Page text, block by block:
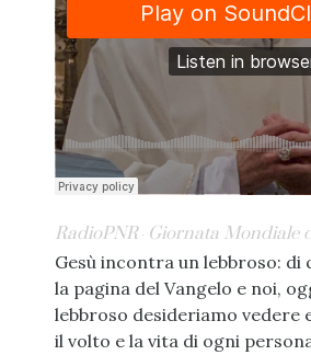
RadioPNR· Giornata Mondiale del Malato –
Gesù incontra un lebbroso: di
la pagina del Vangelo e noi,
lebbroso desideriamo vedere
il volto e la vita di ogni